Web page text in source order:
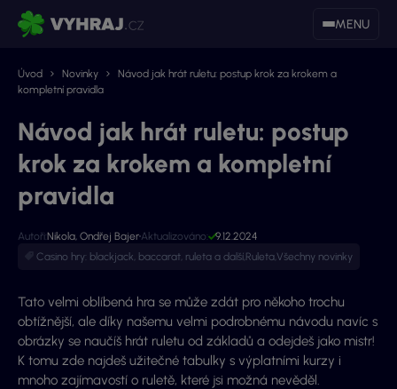
MENU
Úvod Novinky
Návod jak hrát ruletu: postup krok za krokem a
kompletní pravidla
Návod jak hrát ruletu: postup
krok za krokem a kompletní
pravidla
Autoři: Nikola, Ondřej Bajer Aktualizováno:
9.12.2024
Casino hry: blackjack, baccarat, ruleta a další,Ruleta,Všechny novinky
Tato velmi oblíbená hra se může zdát pro někoho trochu
obtížnější, ale díky našemu velmi podrobnému návodu navíc s
obrázky se naučíš hrát ruletu od základů a odejdeš jako mistr!
K tomu zde najdeš užitečné tabulky s výplatními kurzy i
mnoho zajímavostí o ruletě, které jsi možná nevěděl.